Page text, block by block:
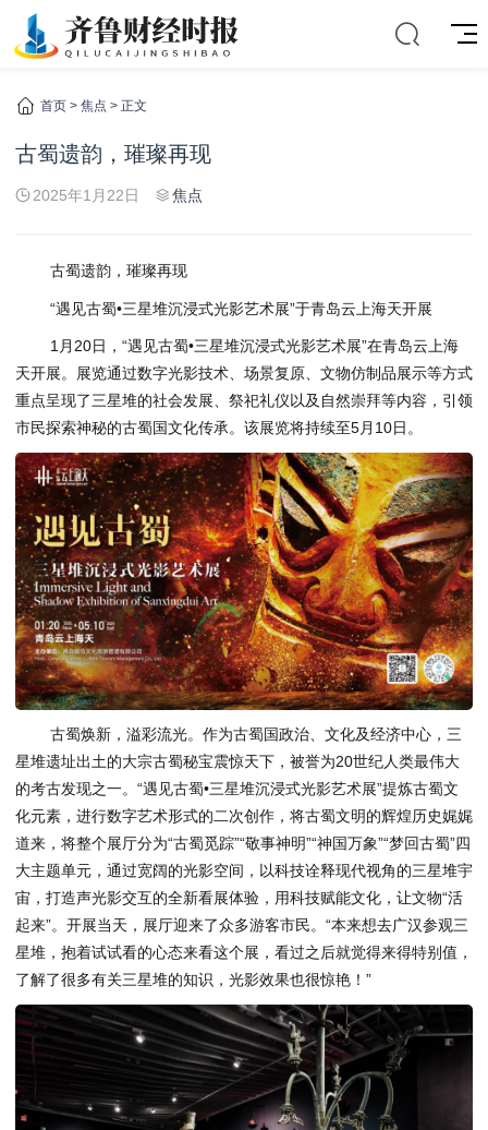
首页 > 焦点 > 正文
古蜀遗韵，璀璨再现
2025年1月22日 焦点
古蜀遗韵，璀璨再现
“遇见古蜀•三星堆沉浸式光影艺术展”于青岛云上海天开展
1月20日，“遇见古蜀•三星堆沉浸式光影艺术展”在青岛云上海
天开展。展览通过数字光影技术、场景复原、文物仿制品展示等方式
重点呈现了三星堆的社会发展、祭祀礼仪以及自然崇拜等内容，引领
市民探索神秘的古蜀国文化传承。该展览将持续至5月10日。
古蜀焕新，溢彩流光。作为古蜀国政治、文化及经济中心，三
星堆遗址出土的大宗古蜀秘宝震惊天下，被誉为20世纪人类最伟大
的考古发现之一。“遇见古蜀•三星堆沉浸式光影艺术展”提炼古蜀文
化元素，进行数字艺术形式的二次创作，将古蜀文明的辉煌历史娓娓
道来，将整个展厅分为“古蜀觅踪”“敬事神明”“神国万象”“梦回古蜀”四
大主题单元，通过宽阔的光影空间，以科技诠释现代视角的三星堆宇
宙，打造声光影交互的全新看展体验，用科技赋能文化，让文物“活
起来”。开展当天，展厅迎来了众多游客市民。“本来想去广汉参观三
星堆，抱着试试看的心态来看这个展，看过之后就觉得来得特别值，
了解了很多有关三星堆的知识，光影效果也很惊艳！”